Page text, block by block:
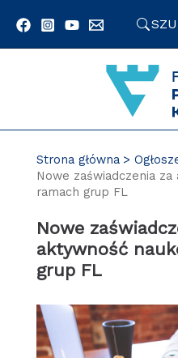
Strona główna
Nowe zaświadczenia
ramach grup FL
Nowe
aktywność
grup FL